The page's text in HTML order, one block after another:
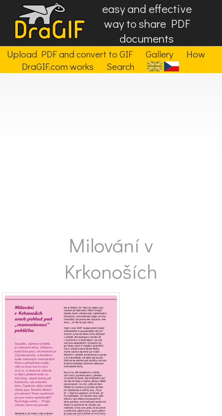
easy and effective
way to share PDF
documents
Upload PDF and convert to GIF Gallery
How
DraGIF.com works
Search
Milování v
Krkonoších